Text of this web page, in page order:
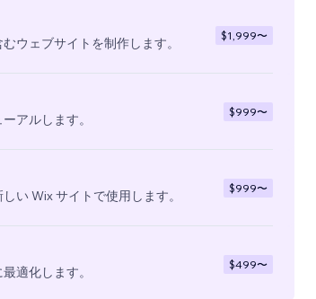
ウェブサイトを制作します。
$1,999〜
アルします。
$999〜
い Wix サイトで使用します。
$999〜
適化します。
$499〜